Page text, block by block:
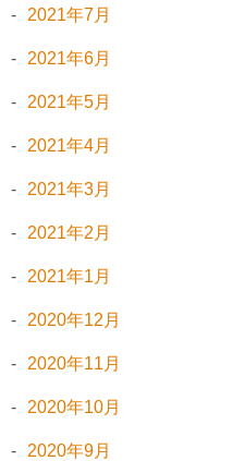
2021年7月
2021年6月
2021年5月
2021年4月
2021年3月
2021年2月
2021年1月
2020年12月
2020年11月
2020年10月
2020年9月